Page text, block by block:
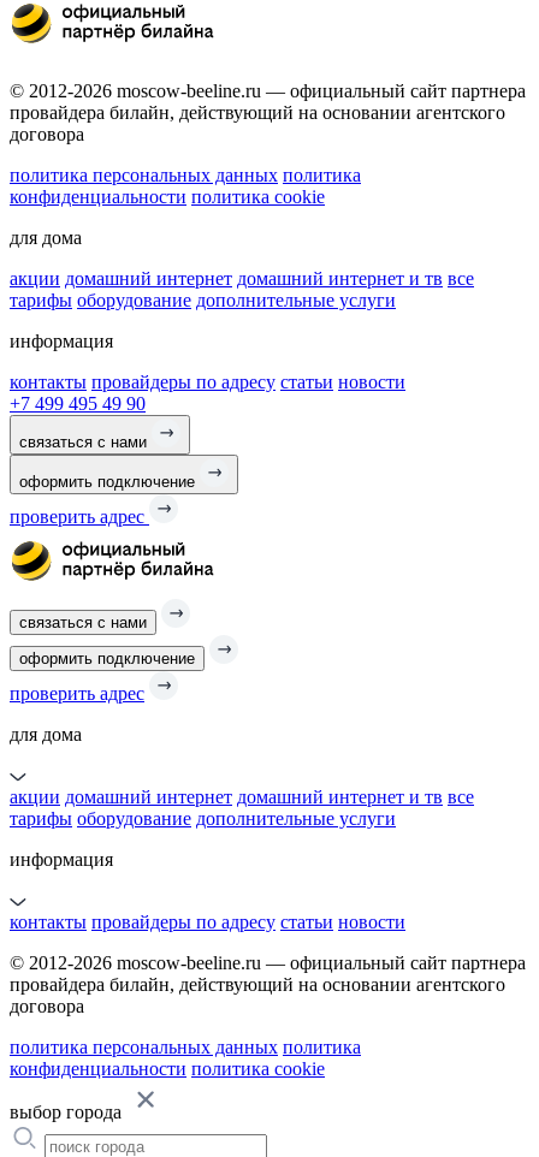
© 2012-2026 moscow-beeline.ru — официальный сайт партнера
провайдера билайн, действующий на основании агентского
договора
политика персональных данных политика
конфиденциальности политика cookie
для дома
акции домашний интернет домашний интернет и тв все
тарифы оборудование дополнительные услуги
информация
контакты провайдеры по адресу статьи новости
+7 499 495 49 90
связаться с нами
оформить подключение
проверить адрес
связаться с нами
оформить подключение
проверить адрес
для дома
акции домашний интернет домашний интернет и тв все
тарифы оборудование дополнительные услуги
информация
контакты провайдеры по адресу статьи новости
© 2012-2026 moscow-beeline.ru — официальный сайт партнера
провайдера билайн, действующий на основании агентского
договора
политика персональных данных политика
конфиденциальности политика cookie
выбор города